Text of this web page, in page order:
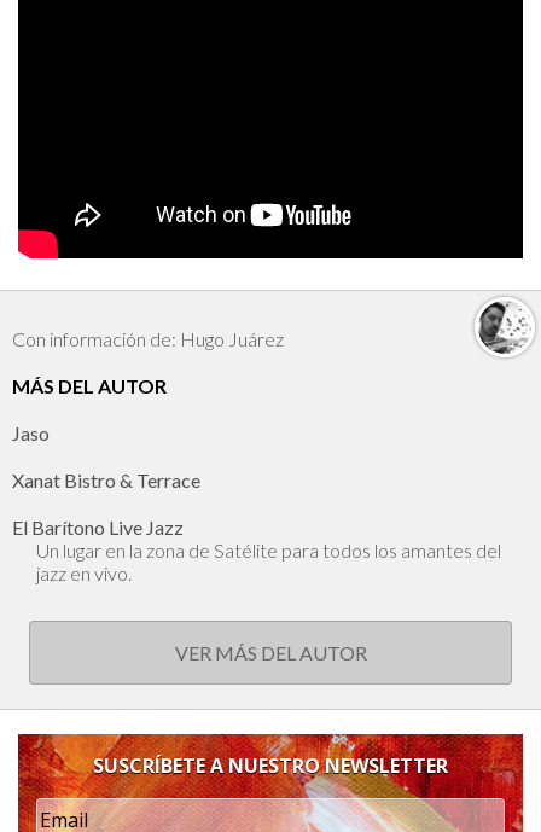
Con información de: Hugo Juárez
MÁS DEL AUTOR
Jaso
Xanat Bistro & Terrace
El Barítono Live Jazz
Un lugar en la zona de Satélite para todos los amantes del
jazz en vivo.
VER MÁS DEL AUTOR
SUSCRÍBETE A NUESTRO NEWSLETTER